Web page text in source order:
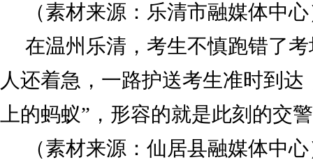
（素材来源：乐清市融媒体中
在温州乐清，考生不慎跑错了
人还着急，一路护送考生准时到达
上的蚂蚁”，形容的就是此刻的交
（素材来源：仙居县融媒体中